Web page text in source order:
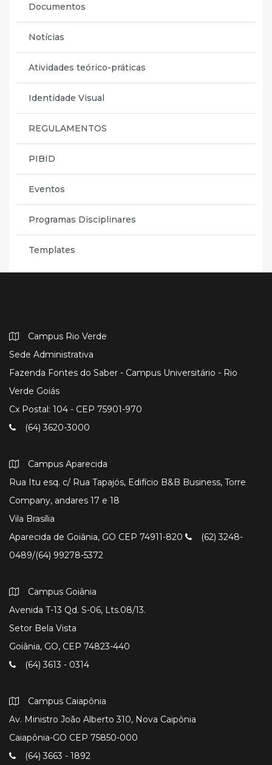
Documentos
Notícias
Atividades teórico-práticas
Identidade Visual
REGULAMENTOS
PIBID
Eventos
Programas Disciplinares
Templates
Campus Rio Verde
Sede Administrativa
Fazenda Fontes do Saber - Campus Universitário - Rio
Verde Goiás
Cx Postal: 104 - CEP 75901-970
(64) 3620-3000
Campus Aparecida
Rua Itu esq. c/ Rua Tapajós, Edifício B&B Business, Torre
Company, andares 17 e 18
Vila Brasília
Aparecida de Goiânia, GO CEP 74911-820
(62) 3248-
0489/(64) 99278-5372
Campus Goiânia
Avenida T-13 Qd. S-06, Lts.08/13.
Setor Bela Vista
Goiânia, GO, CEP 74823-440
(64) 3613 - 0314
Campus Caiapônia
Av. Ministro João Alberto 310, Nova Caipônia
Caiapônia-GO CEP 75850-000
(64) 3663 - 1892